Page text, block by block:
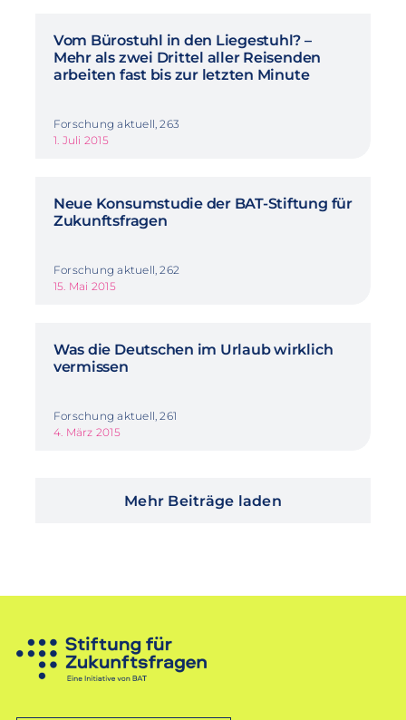
Vom Bürostuhl in den Liegestuhl? –
Mehr als zwei Drittel aller Reisenden
arbeiten fast bis zur letzten Minute
Forschung aktuell, 263
1. Juli 2015
Neue Konsumstudie der BAT-Stiftung für
Zukunftsfragen
Forschung aktuell, 262
15. Mai 2015
Was die Deutschen im Urlaub wirklich
vermissen
Forschung aktuell, 261
4. März 2015
Mehr Beiträge laden